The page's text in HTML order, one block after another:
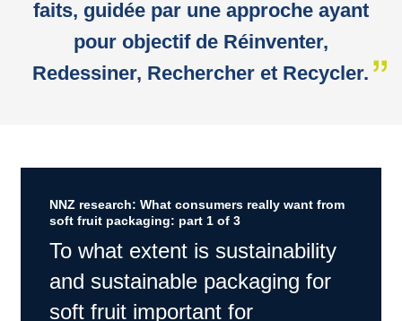
faits, guidée par une approche ayant
pour objectif de Réinventer,
Redessiner, Rechercher et Recycler.
NNZ research: What consumers really want from
soft fruit packaging: part 1 of 3
To what extent is sustainability
and sustainable packaging for
soft fruit important for